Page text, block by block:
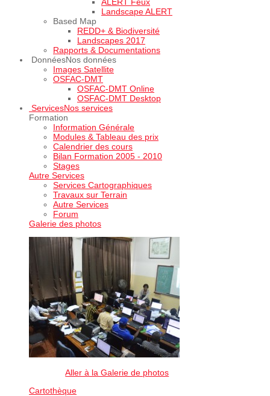
Landscape ALERT
Based Map
REDD+ & Biodiversité
Landscapes 2017
Rapports & Documentations
DonnéesNos données
Images Satellite
OSFAC-DMT
OSFAC-DMT Online
OSFAC-DMT Desktop
ServicesNos services
Formation
Information Générale
Modules & Tableau des prix
Calendrier des cours
Bilan Formation 2005 - 2010
Stages
Autre Services
Services Cartographiques
Travaux sur Terrain
Autre Services
Forum
Galerie des photos
Aller à la Galerie de photos
Cartothèque